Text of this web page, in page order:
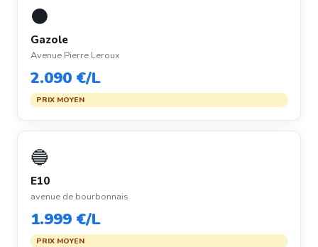
⚫
Gazole
Avenue Pierre Leroux
2.090 €/L
PRIX MOYEN
🔵
E10
avenue de bourbonnais
1.999 €/L
PRIX MOYEN